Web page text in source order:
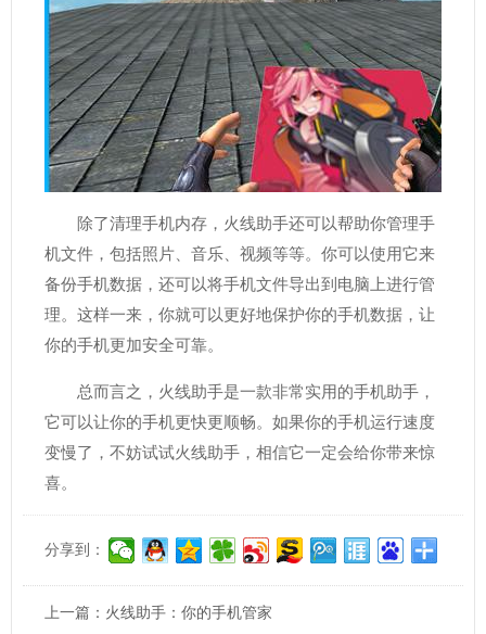
除了清理手机内存，火线助手还可以帮助你管理手
机文件，包括照片、音乐、视频等等。你可以使用它来
备份手机数据，还可以将手机文件导出到电脑上进行管
理。这样一来，你就可以更好地保护你的手机数据，让
你的手机更加安全可靠。
总而言之，火线助手是一款非常实用的手机助手，
它可以让你的手机更快更顺畅。如果你的手机运行速度
变慢了，不妨试试火线助手，相信它一定会给你带来惊
喜。
分享到：
上一篇： 火线助手：你的手机管家